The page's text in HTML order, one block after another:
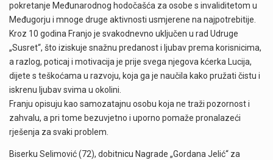
pokretanje Međunarodnog hodočašća za osobe s invaliditetom u
Međugorju i mnoge druge aktivnosti usmjerene na najpotrebitije.
Kroz 10 godina Franjo je svakodnevno uključen u rad Udruge
„Susret“, što iziskuje snažnu predanost i ljubav prema korisnicima,
a razlog, poticaj i motivacija je prije svega njegova kćerka Lucija,
dijete s teškoćama u razvoju, koja ga je naučila kako pružati čistu i
iskrenu ljubav svima u okolini.
Franju opisuju kao samozatajnu osobu koja ne traži pozornost i
zahvalu, a pri tome bezuvjetno i uporno pomaže pronalazeći
rješenja za svaki problem.
Biserku Selimović (72), dobitnicu Nagrade „Gordana Jelić“ za